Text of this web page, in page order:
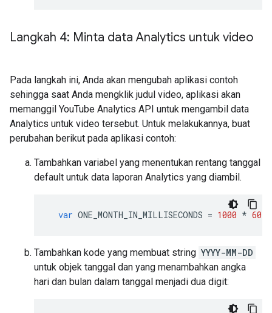
Langkah 4: Minta data Analytics untuk video
Pada langkah ini, Anda akan mengubah aplikasi contoh
sehingga saat Anda mengklik judul video, aplikasi akan
memanggil YouTube Analytics API untuk mengambil data
Analytics untuk video tersebut. Untuk melakukannya, buat
perubahan berikut pada aplikasi contoh:
Tambahkan variabel yang menentukan rentang tanggal
default untuk data laporan Analytics yang diambil.
var ONE_MONTH_IN_MILLISECONDS = 1000 * 60
Tambahkan kode yang membuat string YYYY-MM-DD
untuk objek tanggal dan yang menambahkan angka
hari dan bulan dalam tanggal menjadi dua digit: